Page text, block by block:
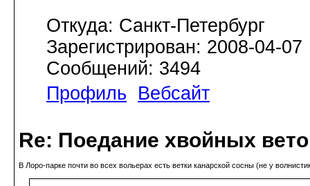
Откуда: Санкт-Петербург
Зарегистрирован: 2008-04-07
Сообщений: 3494
Профиль
Вебсайт
Re: Поедание хвойных
В Лоро-парке почти во всех вольерах есть ветки канарской сосны (не у